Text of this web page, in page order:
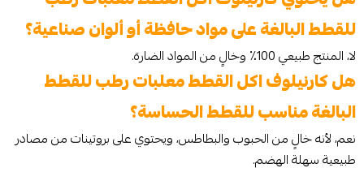
للقطط البالغة على مواد حافظة أو ألوان صناعية؟
لا، المنتج طبيعي 100٪ وخالٍ من المواد الضارة.
هل كارنيلوف اكل القطط معلبات رطب للقطط
البالغة مناسب للقطط الحساسة؟
نعم، لأنه خالٍ من الحبوب والبطاطس، ويحتوي على بروتينات من مصادر
طبيعية سهلة الهضم.